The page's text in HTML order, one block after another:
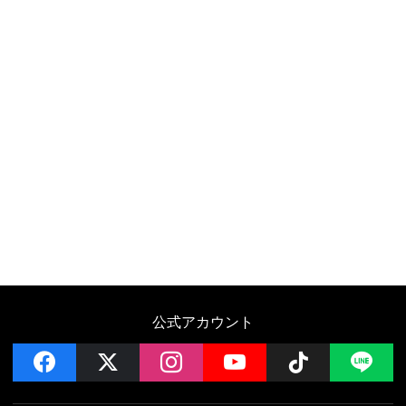
公式アカウント
facebook instagramYouTube Follow